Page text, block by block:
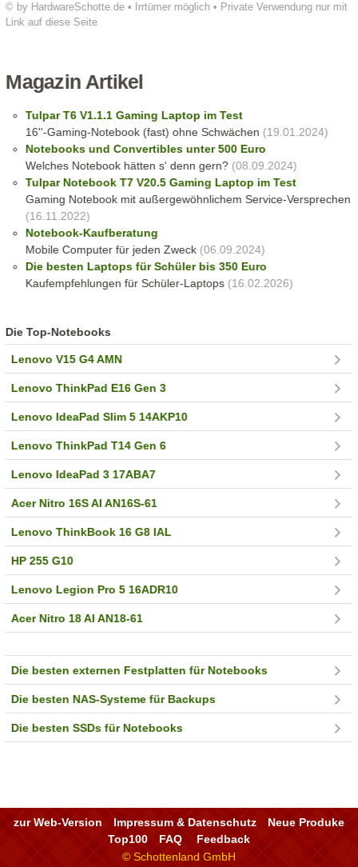
© by HardwareSchotte.de • Irrtümer möglich • Private Verwendung nur mit
Link auf diese Seite
Magazin Artikel
Tulpar T6 V1.1.1 Gaming Laptop im Test
16''-Gaming-Notebook (fast) ohne Schwächen (19.01.2024)
Notebooks und Convertibles unter 500 Euro
Welches Notebook hätten s' denn gern?(08.09.2024)
Tulpar Notebook T7 V20.5 Gaming Laptop im Test
Gaming Notebook mit außergewöhnlichem Service-Versprechen
(16.11.2022)
Notebook-Kaufberatung
Mobile Computer für jeden Zweck(06.09.2024)
Die besten Laptops für Schüler bis 350 Euro
Kaufempfehlungen für Schüler-Laptops(16.02.2026)
Die Top-Notebooks
Lenovo V15 G4 AMN
Lenovo ThinkPad E16 Gen 3
Lenovo IdeaPad Slim 5 14AKP10
Lenovo ThinkPad T14 Gen 6
Lenovo IdeaPad 3 17ABA7
Acer Nitro 16S AI AN16S-61
Lenovo ThinkBook 16 G8 IAL
HP 255 G10
Lenovo Legion Pro 5 16ADR10
Acer Nitro 18 AI AN18-61
Die besten externen Festplatten für Notebooks
Die besten NAS-Systeme für Backups
Die besten SSDs für Notebooks
zur Web-Version Impressum & Datenschutz
Neue Produke
Top100
FAQ
Feedback
© Schottenland GmbH